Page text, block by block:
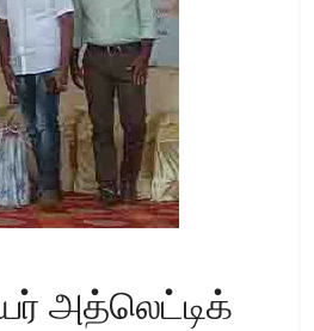
அத்லெட்டிக்